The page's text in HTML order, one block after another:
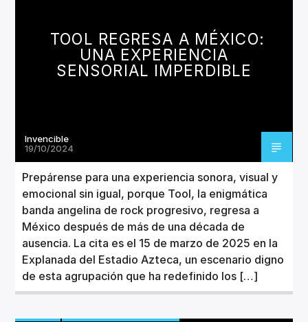
ARTISTA
Invencible Radio
TOOL REGRESA A MÉXICO:
UNA EXPERIENCIA
SENSORIAL IMPERDIBLE
Invencible
19/10/2024
Prepárense para una experiencia sonora, visual y
emocional sin igual, porque Tool, la enigmática
banda angelina de rock progresivo, regresa a
México después de más de una década de
ausencia. La cita es el 15 de marzo de 2025 en la
Explanada del Estadio Azteca, un escenario digno
de esta agrupación que ha redefinido los […]